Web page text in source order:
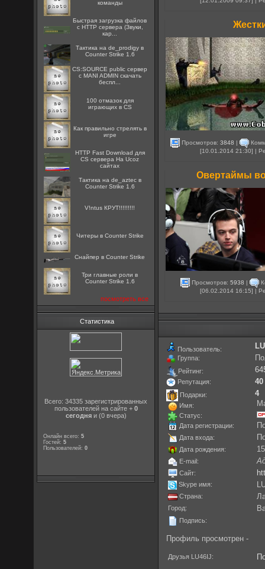
команды
Быстрая загрузка файлов
с HTTP сервера (Звуки,
кар...
Тактика на de_prodigy в
Counter Strike 1.6
CS:SOURCE public сервер
с MANI ADMIN скачать
беспл...
100 отмазок для
играющих в CS
Как правильно стрелять в
игре
HTTP Fast Download для
CS сервера На Ucoz
сайтах
Тактика на de_aztec в
Counter Strike 1.6
V!ntus КРУТ!!!!!!!!!
Читеры в Counter Strike
Снайпер в Counter Strike
Три главные роли в
Counter Strike 1.6
посмотреть все
Статистика
Всего: 34335 зарегистрированных
пользователей на сайте + 0
сегодняи (0 вчера)
Онлайн всего:5
Гостей:5
Пользователей:0
Просмотров:3848 |
[10.01.2014 21:30] |
Овертаймы
Просмотров: 5938 |
[06.02.2014 16:15] |
Пользователь:
Группа:
Рейтинг:
Репутация: 40
Подарки: 4
Имя:
Статус:
Дата регистрации:
Дата входа:
Дата рождения:
E-mail:
Сайт:
Skype имя:
Страна:
Город:
Подпись:
Профиль просмотрен -
Друзья LU46IJ: